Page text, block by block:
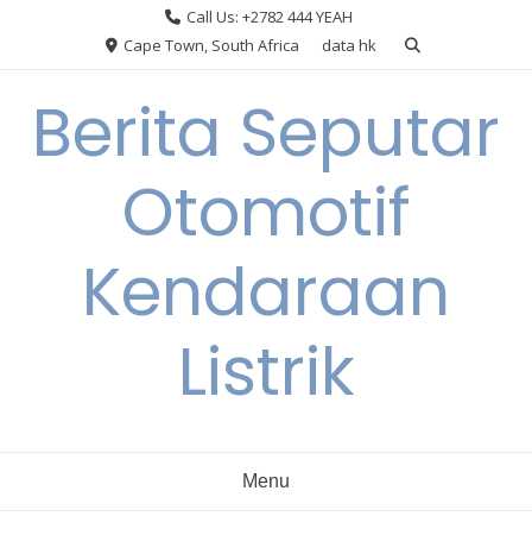
Call Us: +2782 444 YEAH
Cape Town, South Africa
data hk
Berita Seputar
Otomotif
Kendaraan
Listrik
Menu